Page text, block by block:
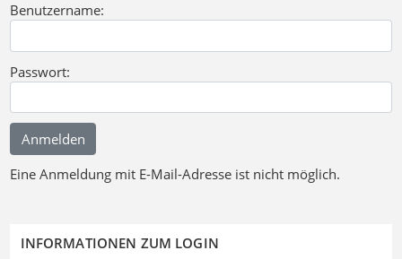
Benutzername:
Passwort:
Eine Anmeldung mit E-Mail-Adresse ist nicht möglich.
INFORMATIONEN ZUM LOGIN